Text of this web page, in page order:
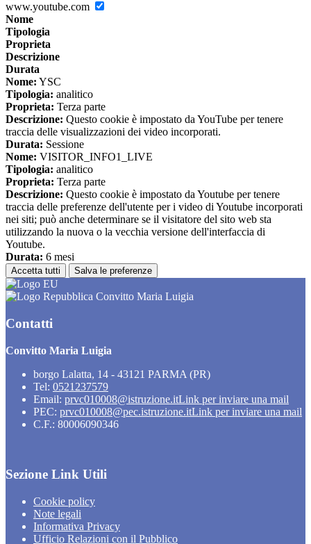
www.youtube.com
Nome
Tipologia
Proprieta
Descrizione
Durata
Nome: YSC
Tipologia: analitico
Proprieta: Terza parte
Descrizione: Questo cookie è impostato da YouTube per tenere
traccia delle visualizzazioni dei video incorporati.
Durata: Sessione
Nome: VISITOR_INFO1_LIVE
Tipologia: analitico
Proprieta: Terza parte
Descrizione: Questo cookie è impostato da Youtube per tenere
traccia delle preferenze dell'utente per i video di Youtube incorporati
nei siti; può anche determinare se il visitatore del sito web sta
utilizzando la nuova o la vecchia versione dell'interfaccia di
Youtube.
Durata: 6 mesi
Accetta tutti Salva le preferenze
Convitto Maria Luigia
Contatti
Convitto Maria Luigia
borgo Lalatta, 14 - 43121 PARMA (PR)
Tel: 0521237579
Email: prvc010008@istruzione.itLink per inviare una mail
PEC: prvc010008@pec.istruzione.itLink per inviare una mail
C.F.: 80006090346
Sezione Link Utili
Cookie policy
Note legali
Informativa Privacy
Ufficio Relazioni con il Pubblico